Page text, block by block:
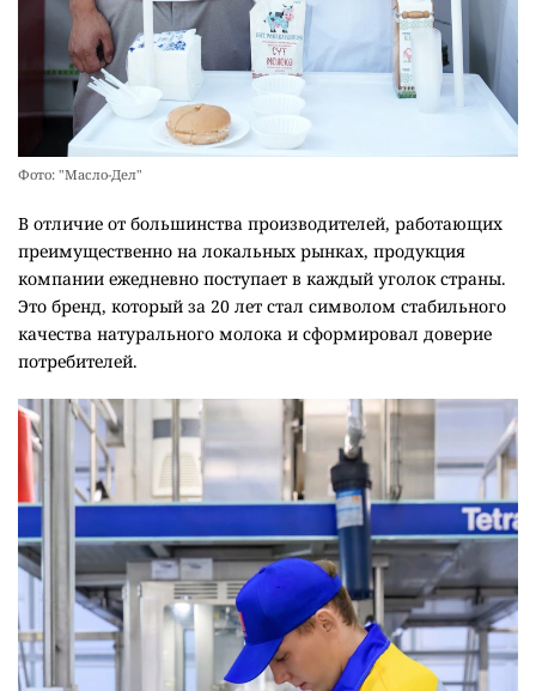
Фото: "Масло-Дел"
В отличие от большинства производителей, работающих
преимущественно на локальных рынках, продукция
компании ежедневно поступает в каждый уголок страны.
Это бренд, который за 20 лет стал символом стабильного
качества натурального молока и сформировал доверие
потребителей.